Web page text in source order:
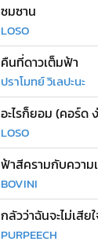
ซมซาน
LOSO
คืนที่ดาวเต็มฟ้า
ปราโมทย์ วิเลปะนะ
อะไรก็ยอม (คอร์ด
LOSO
ฟ้าสีครามกับความ
BOVINI
กลัวว่าฉันจะไม่เสีย
PURPEECH